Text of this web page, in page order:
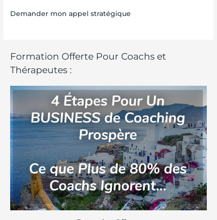
Demander mon appel stratégique
Formation Offerte Pour Coachs et
Thérapeutes :